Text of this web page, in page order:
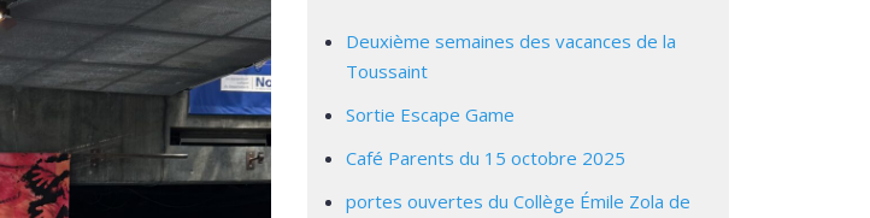
Deuxième semaines des vacances de la
Toussaint
Sortie Escape Game
Café Parents du 15 octobre 2025
portes ouvertes du Collège Émile Zola de